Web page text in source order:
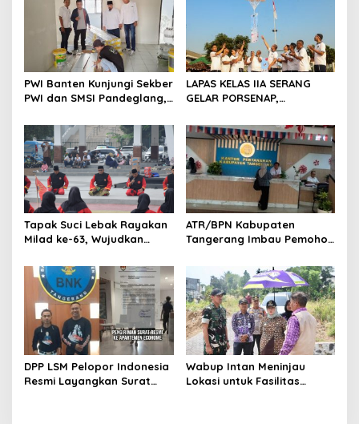
s
PWI Banten Kunjungi Sekber
PWI dan SMSI Pandeglang,
Konferensi Organisasi
LAPAS KELAS IIA SERANG
GELAR PORSENAP,
DAN KEBERSAMAAN
Tapak Suci Lebak Rayakan
Milad ke-63, Wujudkan
Menuju Kancah Dunia
ATR/BPN Kabupaten
Tangerang Imbau Pemohon
Berkas Mandek
DPP LSM Pelopor Indonesia
Resmi Layangkan Surat
Wabup Intan Meninjau
Lokasi untuk Fasilitas